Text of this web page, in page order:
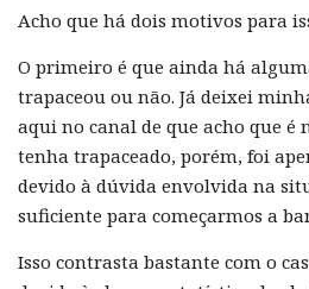
Acho que há dois motivos para
O primeiro é que ainda há
trapaceou ou não. Já deixei
aqui no canal de que acho que
tenha trapaceado, porém, foi
devido à dúvida envolvida na
suficiente para começarmos a
Isso contrasta bastante com o